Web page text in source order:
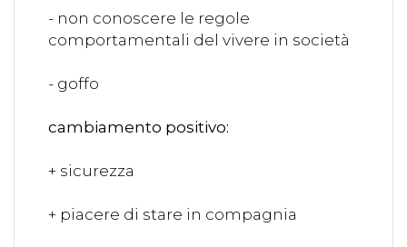
- non conoscere le regole
comportamentali del vivere in società
- goffo
cambiamento positivo:
+ sicurezza
+ piacere di stare in compagnia